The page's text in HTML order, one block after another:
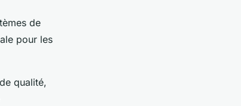
de
pour les
qualité,